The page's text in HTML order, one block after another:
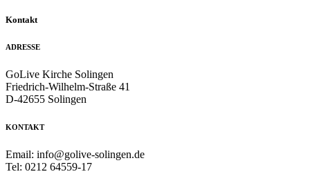
Kontakt
ADRESSE
GoLive Kirche Solingen
Friedrich-Wilhelm-Straße 41
D-42655 Solingen
KONTAKT
Email: info@golive-solingen.de
Tel: 0212 64559-17